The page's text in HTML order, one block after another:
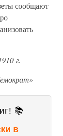
сообщают
г.
📚
в